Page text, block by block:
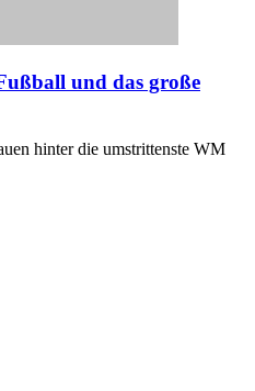
und das große
hinter die umstrittenste WM